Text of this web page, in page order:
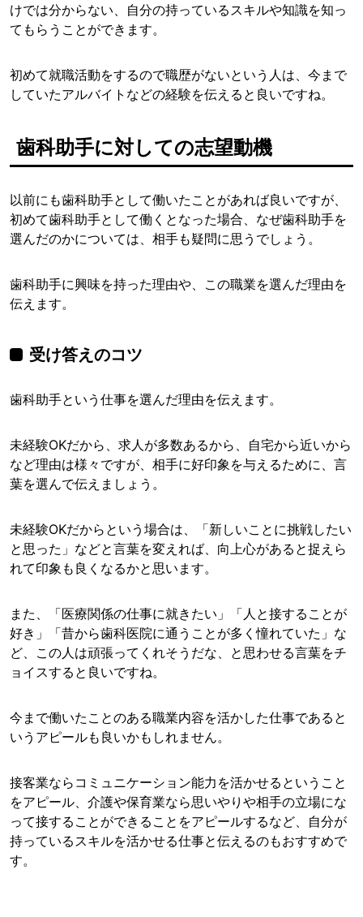
けでは分からない、自分の持っているスキルや知識を知っ
てもらうことができます。
初めて就職活動をするので職歴がないという人は、今まで
していたアルバイトなどの経験を伝えると良いですね。
歯科助手に対しての志望動機
以前にも歯科助手として働いたことがあれば良いですが、
初めて歯科助手として働くとなった場合、なぜ歯科助手を
選んだのかについては、相手も疑問に思うでしょう。
歯科助手に興味を持った理由や、この職業を選んだ理由を
伝えます。
受け答えのコツ
歯科助手という仕事を選んだ理由を伝えます。
未経験OKだから、求人が多数あるから、自宅から近いから
など理由は様々ですが、相手に好印象を与えるために、言
葉を選んで伝えましょう。
未経験OKだからという場合は、「新しいことに挑戦したい
と思った」などと言葉を変えれば、向上心があると捉えら
れて印象も良くなるかと思います。
また、「医療関係の仕事に就きたい」「人と接することが
好き」「昔から歯科医院に通うことが多く憧れていた」な
ど、この人は頑張ってくれそうだな、と思わせる言葉をチ
ョイスすると良いですね。
今まで働いたことのある職業内容を活かした仕事であると
いうアピールも良いかもしれません。
接客業ならコミュニケーション能力を活かせるということ
をアピール、介護や保育業なら思いやりや相手の立場にな
って接することができることをアピールするなど、自分が
持っているスキルを活かせる仕事と伝えるのもおすすめで
す。